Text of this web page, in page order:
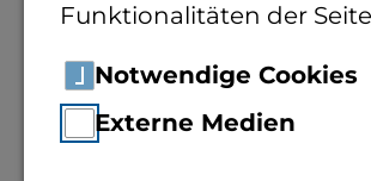
Funktionalitäten der
Notwendige Cookies
Externe Medien